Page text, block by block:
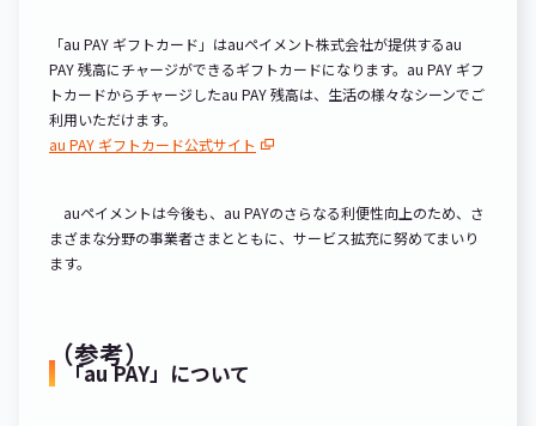
「au PAY ギフトカード」はauペイメント株式会社が提供するau
PAY 残高にチャージができるギフトカードになります。au PAY ギフ
トカードからチャージしたau PAY 残高は、生活の様々なシーンでご
利用いただけます。
au PAY ギフトカード公式サイト
auペイメントは今後も、au PAYのさらなる利便性向上のため、さ
まざまな分野の事業者さまとともに、サービス拡充に努めてまいり
ます。
（参考）
「au PAY」について